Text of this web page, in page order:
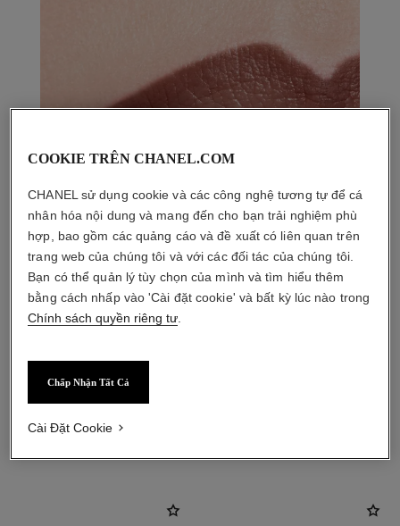
COOKIE TRÊN CHANEL.COM
CHANEL sử dụng cookie và các công nghệ tương tự để cá
nhân hóa nội dung và mang đến cho bạn trải nghiệm phù
hợp, bao gồm các quảng cáo và đề xuất có liên quan trên
trang web của chúng tôi và với các đối tác của chúng tôi.
Bạn có thể quản lý tùy chọn của mình và tìm hiểu thêm
bằng cách nhấp vào 'Cài đặt cookie' và bất kỳ lúc nào trong
Chính sách quyền riêng tư
Chấp Nhận Tất Cả
Cài Đặt Cookie